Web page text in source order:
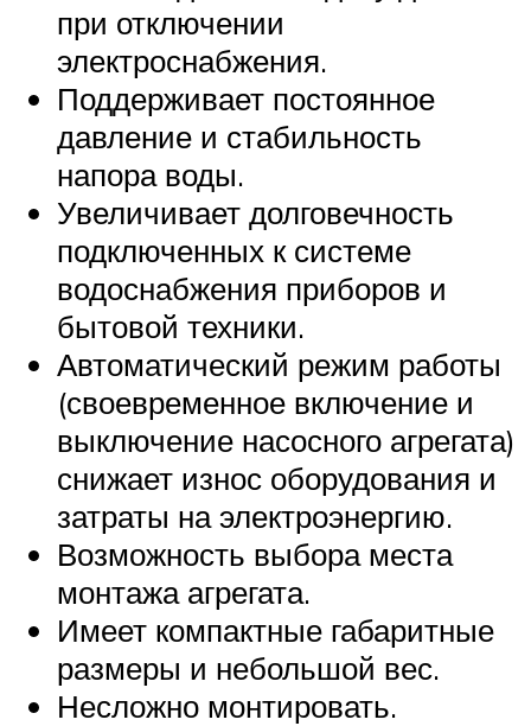
при отключении
электроснабжения.
Поддерживает постоянное
давление и стабильность
напора воды.
Увеличивает долговечность
подключенных к системе
водоснабжения приборов и
бытовой техники.
Автоматический режим работы
(своевременное включение и
выключение насосного агрегата)
снижает износ оборудования и
затраты на электроэнергию.
Возможность выбора места
монтажа агрегата.
Имеет компактные габаритные
размеры и небольшой вес.
Несложно монтировать.